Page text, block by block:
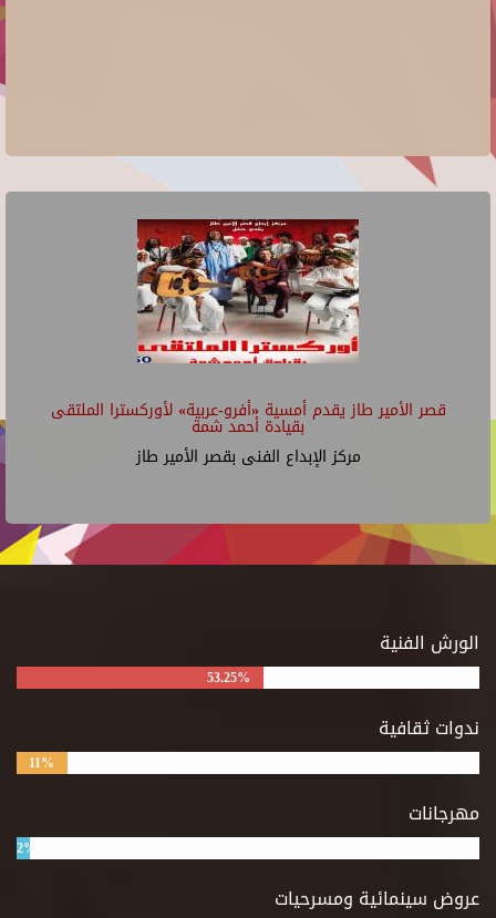
قصر الأمير طاز يقدم أمسية «أفرو-عربية» لأوركسترا الملتقى
بقيادة أحمد شمة
مركز الإبداع الفنى بقصر الأمير طاز
الورش الفنية
53.25%
ندوات ثقافية
11%
مهرجانات
2%
عروض سينمائية ومسرحيات